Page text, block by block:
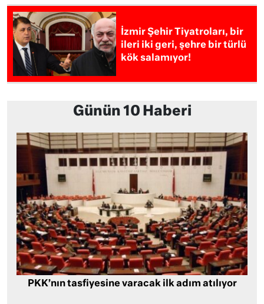
İzmir Şehir Tiyatroları, bir
ileri iki geri, şehre bir türlü
kök salamıyor!
Günün 10 Haberi
PKK’nın tasfiyesine varacak ilk adım atılıyor